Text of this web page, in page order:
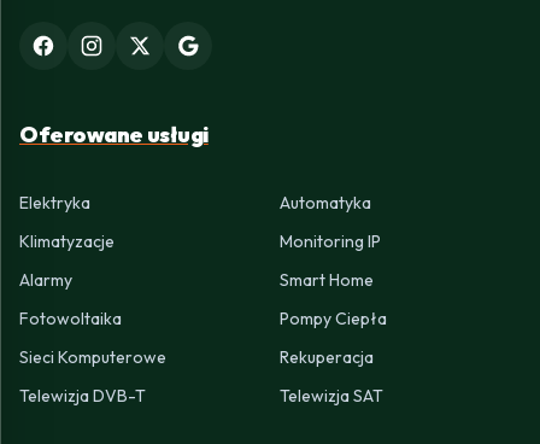
Oferowane usługi
Elektryka
Automatyka
Klimatyzacje
Monitoring IP
Alarmy
Smart Home
Fotowoltaika
Pompy Ciepła
Sieci Komputerowe
Rekuperacja
Telewizja DVB-T
Telewizja SAT